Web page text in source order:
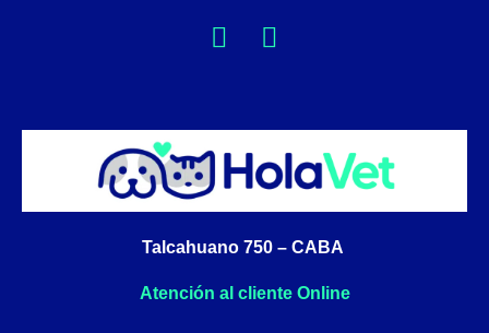
F
e
b
o
o
k
-
f
I
t
g
r
a
m
Talcahuano 750 – CABA
Atención al cliente Online